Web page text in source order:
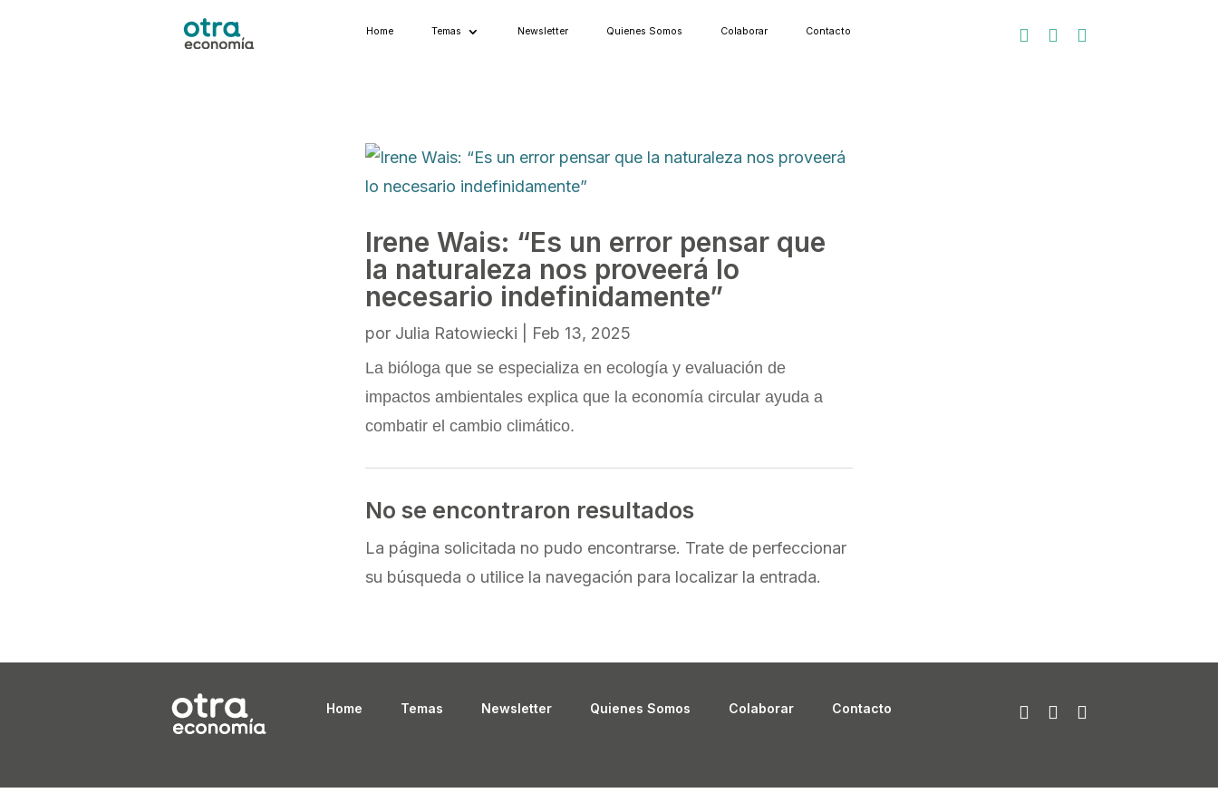
Home Temas Newsletter Quienes Somos Colaborar Contacto 


Irene Wais: “Es un error pensar que
la naturaleza nos proveerá lo
necesario indefinidamente”
por Julia Ratowiecki Feb 13, 2025
La bióloga que se especializa en ecología y evaluación de
impactos ambientales explica que la economía circular ayuda a
combatir el cambio climático.
No se encontraron resultados
La página solicitada no pudo encontrarse. Trate de perfeccionar
su búsqueda o utilice la navegación para localizar la entrada.
Home Temas Newsletter Quienes Somos Colaborar Contacto 

